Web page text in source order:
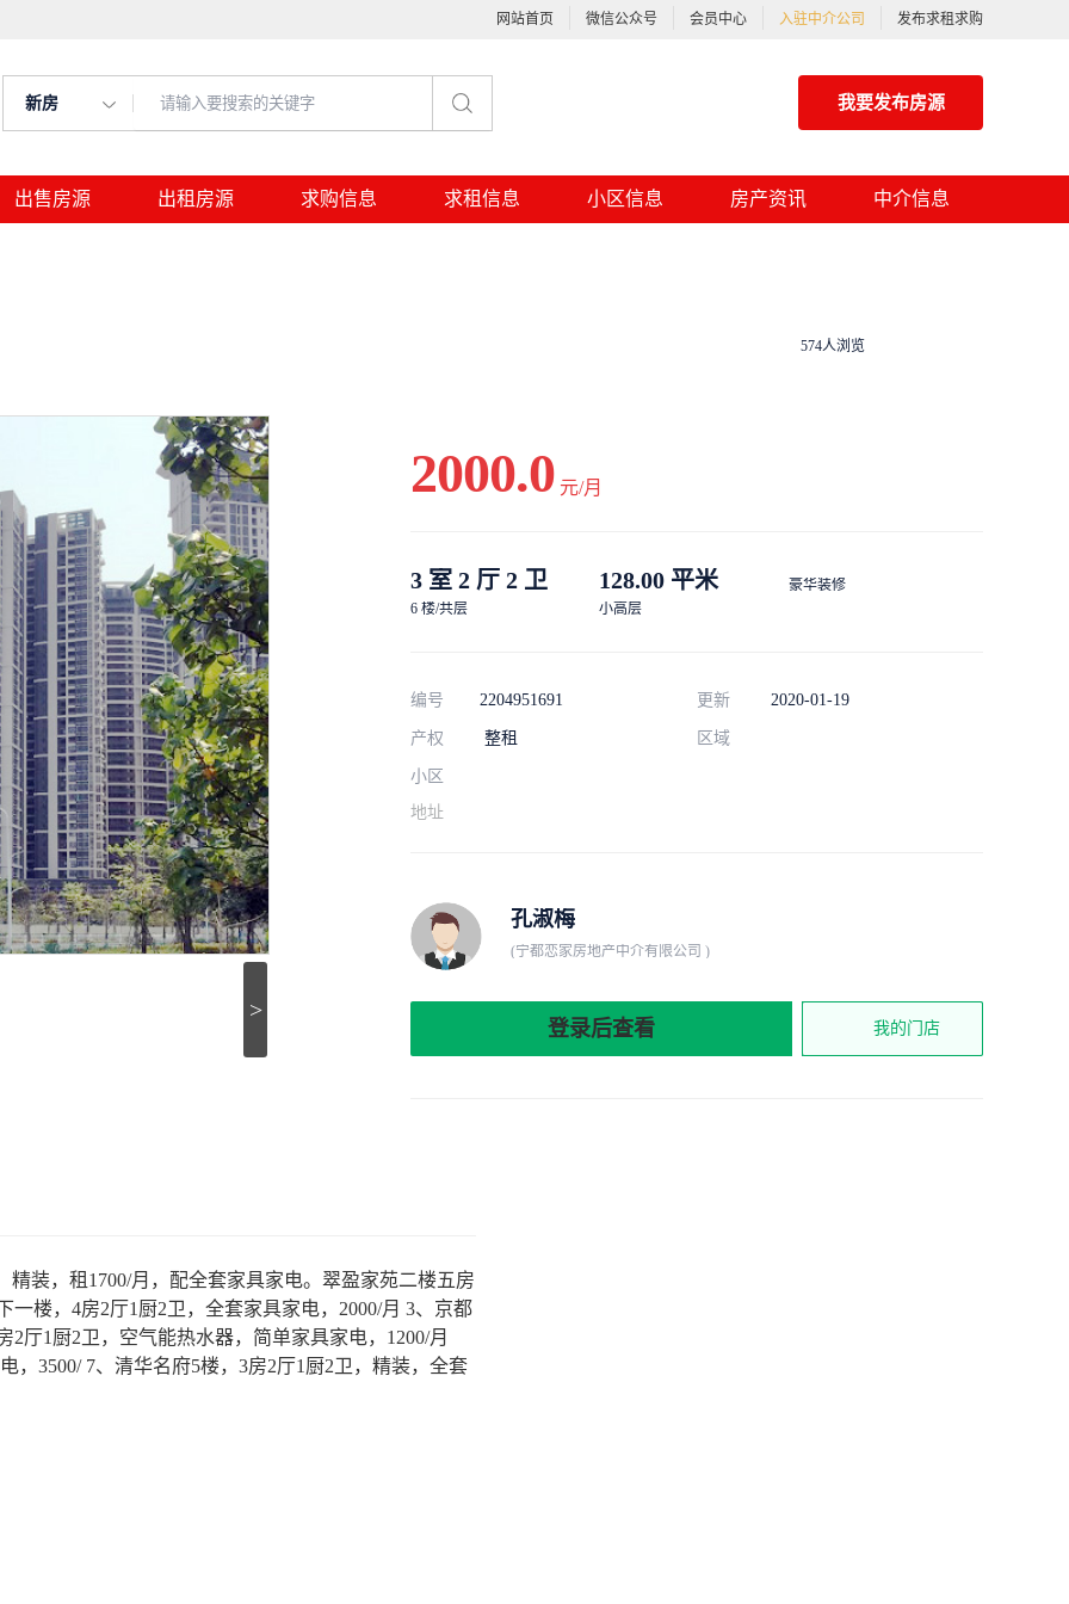
网站首页 微信公众号 会员中心 入驻中介公司 发布求租求购
新房 我要发布房源
出售房源 出租房源 求购信息 求租信息 小区信息 房产资讯 中介信息
574人浏览
>
2000.0 元/月
3 室 2 厅 2 卫
6 楼/共层
128.00 平米
小高层
豪华装修
编号 2204951691 更新 2020-01-19
产权 整租 区域
小区
地址
孔淑梅
(宁都恋家房地产中介有限公司 )
我的门店
登录后查看
装，租1700/月，配全套家具家电。翠盈家苑二楼五房
楼，4房2厅1厨2卫，全套家具家电，2000/月 3、京都
厅1厨2卫，空气能热水器，简单家具家电，1200/月
，3500/ 7、清华名府5楼，3房2厅1厨2卫，精装，全套